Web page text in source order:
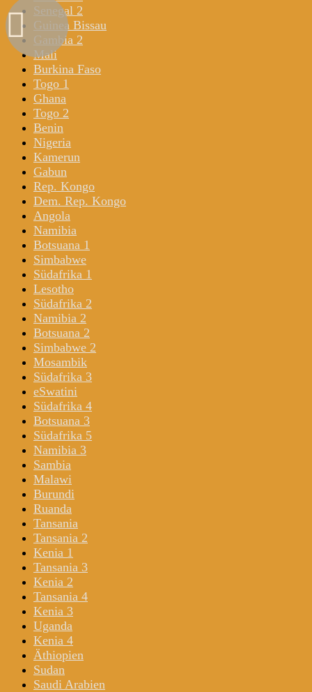
Senegal 2
Guinea Bissau
Gambia 2
Mali
Burkina Faso
Togo 1
Ghana
Togo 2
Benin
Nigeria
Kamerun
Gabun
Rep. Kongo
Dem. Rep. Kongo
Angola
Namibia
Botsuana 1
Simbabwe
Südafrika 1
Lesotho
Südafrika 2
Namibia 2
Botsuana 2
Simbabwe 2
Mosambik
Südafrika 3
eSwatini
Südafrika 4
Botsuana 3
Südafrika 5
Namibia 3
Sambia
Malawi
Burundi
Ruanda
Tansania
Tansania 2
Kenia 1
Tansania 3
Kenia 2
Tansania 4
Kenia 3
Uganda
Kenia 4
Äthiopien
Sudan
Saudi Arabien